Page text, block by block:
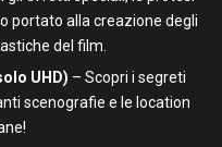
portato alla creazione degli
del film.
UHD) – Scopri i segreti
scenografie e le location